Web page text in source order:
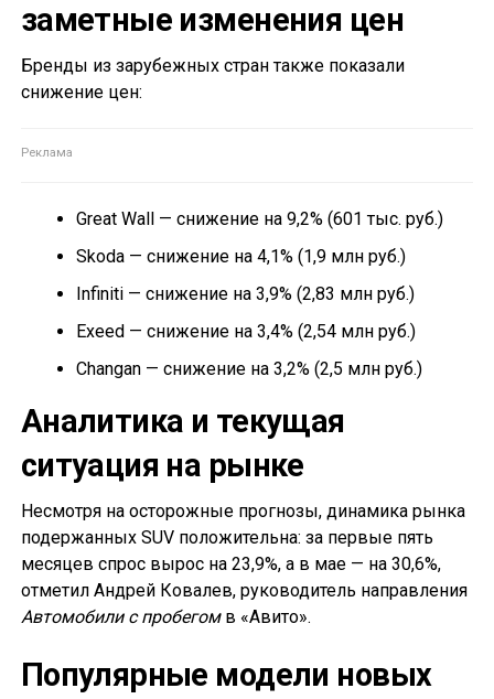
заметные изменения цен
Бренды из зарубежных стран также показали
снижение цен:
Great Wall — снижение на 9,2% (601 тыс. руб.)
Skoda — снижение на 4,1% (1,9 млн руб.)
Infiniti — снижение на 3,9% (2,83 млн руб.)
Exeed — снижение на 3,4% (2,54 млн руб.)
Changan — снижение на 3,2% (2,5 млн руб.)
Аналитика и текущая
ситуация на рынке
Несмотря на осторожные прогнозы, динамика рынка
подержанных SUV положительна: за первые пять
месяцев спрос вырос на 23,9%, а в мае — на 30,6%,
отметил Андрей Ковалев, руководитель направления
Автомобили с пробегомв «Авито».
Популярные модели новых